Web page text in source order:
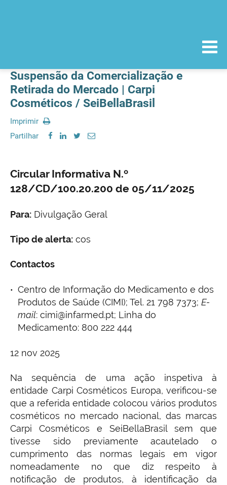
Suspensão da Comercialização e
Retirada do Mercado | Carpi
Cosméticos / SeiBellaBrasil
Imprimir
Partilhar
Circular Informativa N.º
128/CD/100.20.200 de 05/11/2025
Para: Divulgação Geral
Tipo de alerta: cos
Contactos
Centro de Informação do Medicamento e dos
Produtos de Saúde (CIMI); Tel. 21 798 7373; E-
mail: cimi@infarmed.pt; Linha do
Medicamento: 800 222 444
12 nov 2025
Na sequência de uma ação inspetiva à
entidade Carpi Cosméticos Europa, verificou-se
que a referida entidade colocou vários produtos
cosméticos no mercado nacional, das marcas
Carpi Cosméticos e SeiBellaBrasil sem que
tivesse sido previamente acautelado o
cumprimento das normas legais em vigor
nomeadamente no que diz respeito à
notificação de produtos, à identificação da